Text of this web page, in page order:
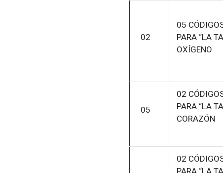
02
05
PARA “LA
OXÍGENO
05
02
PARA “LA
CORAZÓN
02
PARA “LA